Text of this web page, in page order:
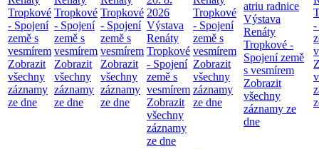
Tropkové
- Spojení
země s
vesmírem
Zobrazit
všechny
záznamy
ze dne
Tropkové
- Spojení
země s
vesmírem
Zobrazit
všechny
záznamy
ze dne
Tropkové
- Spojení
země s
vesmírem
Zobrazit
všechny
záznamy
ze dne
2026
Výstava
Renáty
Tropkové
- Spojení
země s
vesmírem
Zobrazit
všechny
záznamy
ze dne
Tropkové
- Spojení
země s
vesmírem
Zobrazit
všechny
záznamy
ze dne
atriu radnice
Výstava
Renáty
Tropkové -
Spojení země
s vesmírem
Zobrazit
všechny
záznamy ze
dne
-